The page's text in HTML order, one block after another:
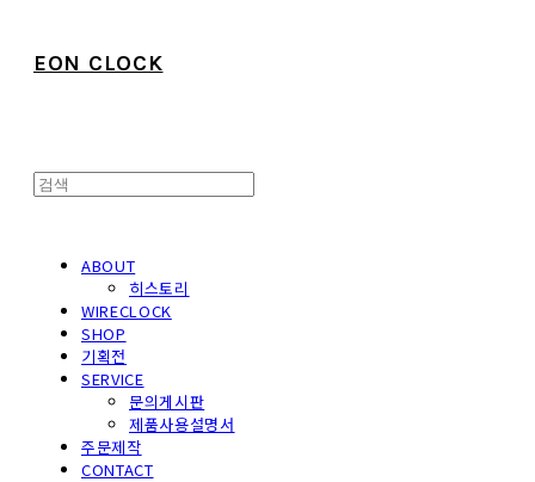
EON CLOCK
ABOUT
히스토리
WIRECLOCK
SHOP
기획전
SERVICE
문의게시판
제품사용설명서
주문제작
CONTACT